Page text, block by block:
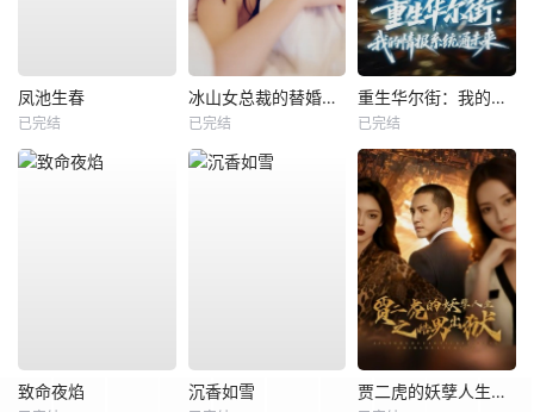
凤池生春
已完结
冰山女总裁的替婚兵王
已完结
重生华尔街：我的情报系统通未来
已完结
致命夜焰 沉香如雪 贾二虎的妖孽人生之皓男出狱